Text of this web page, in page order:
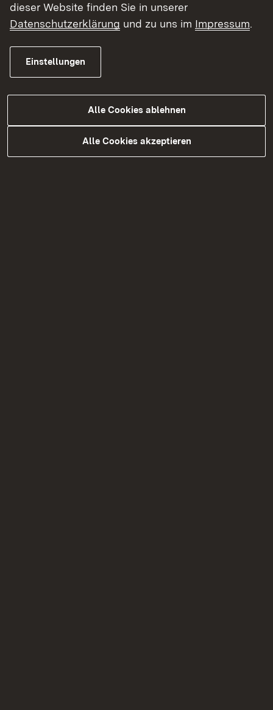
dieser Website finden Sie in unserer
Datenschutzerklärung und zu uns im Impressum.
Einstellungen
Alle Cookies ablehnen
Alle Cookies akzeptieren